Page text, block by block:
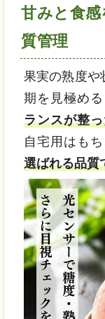
甘みと食
質管理
果実の熟度や
期を見極め
ランスが整
自宅用はもち
選ばれる品質